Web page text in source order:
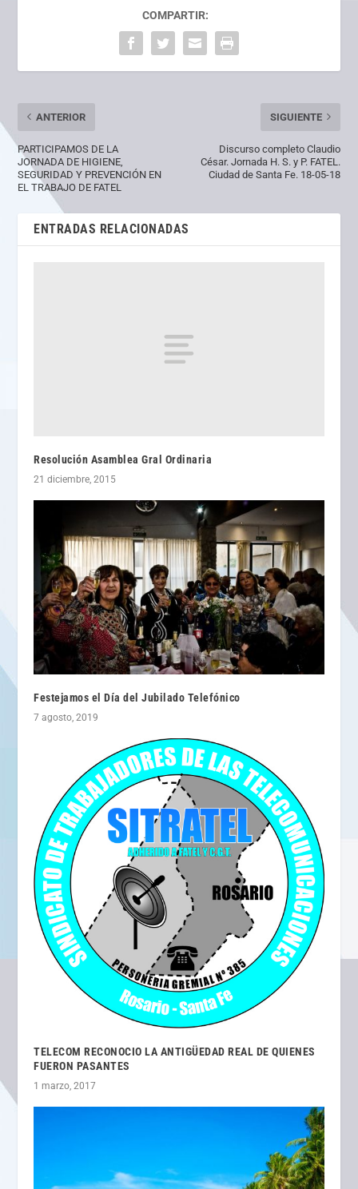
COMPARTIR:
ANTERIOR
PARTICIPAMOS DE LA
JORNADA DE HIGIENE,
SEGURIDAD Y PREVENCIÓN EN
EL TRABAJO DE FATEL
SIGUIENTE
Discurso completo Claudio
César. Jornada H. S. y P. FATEL.
Ciudad de Santa Fe. 18-05-18
ENTRADAS RELACIONADAS
Resolución Asamblea Gral Ordinaria
21 diciembre, 2015
Festejamos el Día del Jubilado Telefónico
7 agosto, 2019
TELECOM RECONOCIO LA ANTIGÜEDAD REAL DE QUIENES
FUERON PASANTES
1 marzo, 2017